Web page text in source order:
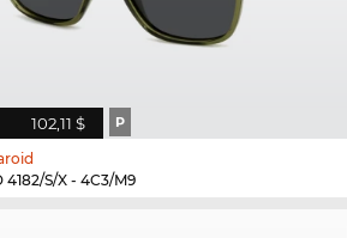
102,11 $ P
4182/S/X - 4C3/M9